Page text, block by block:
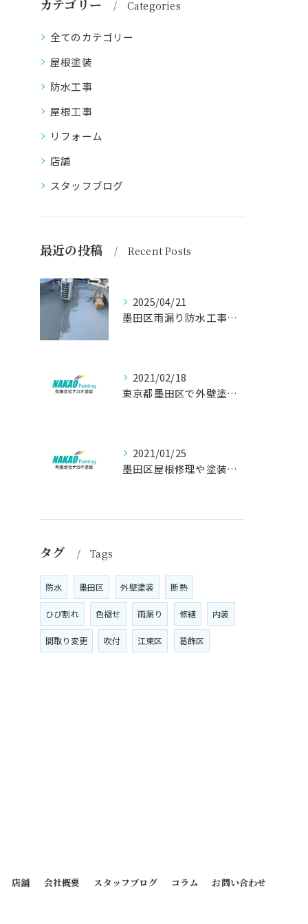
カテゴリー Categories
全てのカテゴリー
屋根塗装
防水工事
屋根工事
リフォーム
店舗
スタッフブログ
最近の投稿 Recent Posts
2025/04/21
墨田区雨漏り防水工事はナカオ塗装まで！！
2021/02/18
東京都墨田区で外壁塗り替え工事なら(有)ナカオ塗装にお任せ
2021/01/25
墨田区屋根修理や塗装工事は、【人気のナカオ塗装へ！】
タグ Tags
防水 墨田区 外壁塗装 断熱
ひび割れ 色褪せ 雨漏り 修繕 内装
間取り変更 吹付 江東区 葛飾区
店舗 会社概要 スタッフブログ コラム
お問い合わせ